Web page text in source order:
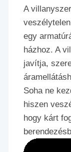
A
egy
házhoz. A
javítja,
Soha ne
hiszen
hogy kárt